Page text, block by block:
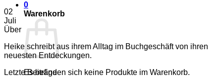
0
Warenkorb
Es befinden sich keine Produkte im Warenkorb.
02
Juli
Über
Heike schreibt aus ihrem Alltag im Buchgeschäft von ihren
neuesten Entdeckungen.
Letzte Beiträge